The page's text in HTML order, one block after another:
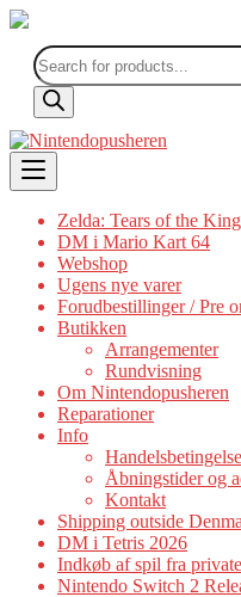
Products
search
Skip
to
content
Zelda: Tears of the
DM i Mario Kart 64
Webshop
Ugens nye varer
Forudbestillinger / Pre
Butikken
Arrangementer
Rundvisning
Om Nintendopusheren
Reparationer
Info
Åbningstider og
Kontakt
Shipping outside
DM i Tetris 2026
Indkøb af spil fra private
Nintendo Switch 2